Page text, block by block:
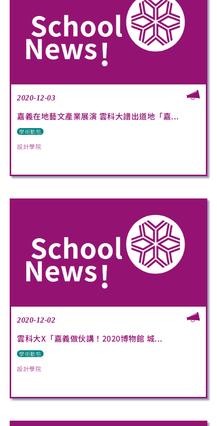
2020-12-03
嘉義在地藝文產業展演 雲科大譜出道地「嘉...
學術動態
設計學院
2020-12-02
雲科大X「嘉義做伙講！2020博物館 城...
學術動態
設計學院